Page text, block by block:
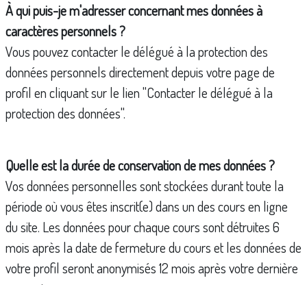
À qui puis-je m'adresser concernant mes données à
caractères personnels ?
Vous pouvez contacter le délégué à la protection des
données personnels directement depuis votre page de
profil en cliquant sur le lien "Contacter le délégué à la
protection des données".
Quelle est la durée de conservation de mes données ?
Vos données personnelles sont stockées durant toute la
période où vous êtes inscrit(e) dans un des cours en ligne
du site. Les données pour chaque cours sont détruites 6
mois après la date de fermeture du cours et les données de
votre profil seront anonymisés 12 mois après votre dernière